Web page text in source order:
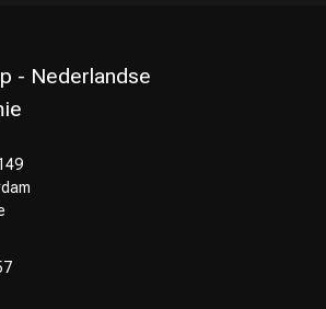
- Nederlandse